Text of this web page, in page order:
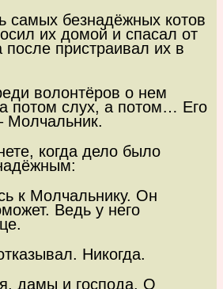
самых безнадёжных котов
их домой и спасал от
пристраивал их в
волонтёров о нем
потом слух, а потом… Его
Молчальник.
когда дело было
к Молчальнику. Он
Ведь у него
Никогда.
дамы и господа. О